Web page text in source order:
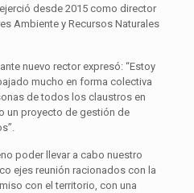
desde 2015 como director
Ambiente y Recursos Naturales
nuevo rector expresó: “Estoy
mucho en forma colectiva
de todos los claustros en
un proyecto de gestión de
poder llevar a cabo nuestro
ejes reunión racionados con la
con el territorio, con una